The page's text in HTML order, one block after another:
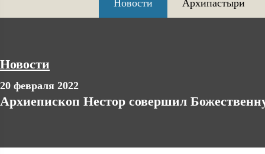
Новости Архипастыри
Новости
20 февраля 2022
Архиепископ Нестор совершил